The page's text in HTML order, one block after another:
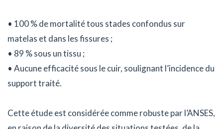
• 100 % de mortalité tous stades confondus sur
matelas et dans les fissures ;
• 89 % sous un tissu ;
• Aucune efficacité sous le cuir, soulignant l’incidence du
support traité.
Cette étude est considérée comme robuste par l’ANSES,